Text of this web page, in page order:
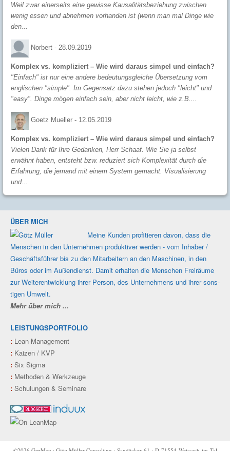
Weil zwar einerseits eine gewisse Kausalitätsbeziehung zwischen
wenig essen und abnehmen vorhanden ist (wenn man mal Dinge wie
den...
Norbert - 28.09.2019
Komplex vs. kompliziert – Wie wird daraus simpel und einfach?
"Einfach" ist nur eine andere bedeutungsgleiche Übersetzung vom
englischen "simple". Im Gegensatz dazu stehen jedoch "leicht" und
"easy". Dinge mögen einfach sein, aber nicht leicht, wie z.B....
Goetz Mueller - 12.05.2019
Komplex vs. kompliziert – Wie wird daraus simpel und einfach?
Vielen Dank für Ihre Gedanken, Herr Schaaf. Wie Sie ja selbst
erwähnt haben, entsteht bzw. reduziert sich Komplexität durch die
Erfahrung, die jemand mit einem System gemacht. Visualisierung
und...
ÜBER MICH
Meine Kunden profi­tieren davon, dass die
Men­schen in den Unter­nehmen produk­tiver werden - vom Inhaber /
Geschäfts­führer bis zu den Mit­ar­beitern an den Maschi­nen, in den
Büros oder im Außen­dienst. Damit erhalten die Men­schen Frei­räume
zur Weiter­ent­wicklung ihrer Person, des Unter­nehmens und ihrer sons­
tigen Umwelt.
Mehr über mich ...
LEISTUNGSPORTFOLIO
: Lean Management
: Kaizen / KVP
: Six Sigma
: Methoden & Werkzeuge
: Schulungen & Seminare